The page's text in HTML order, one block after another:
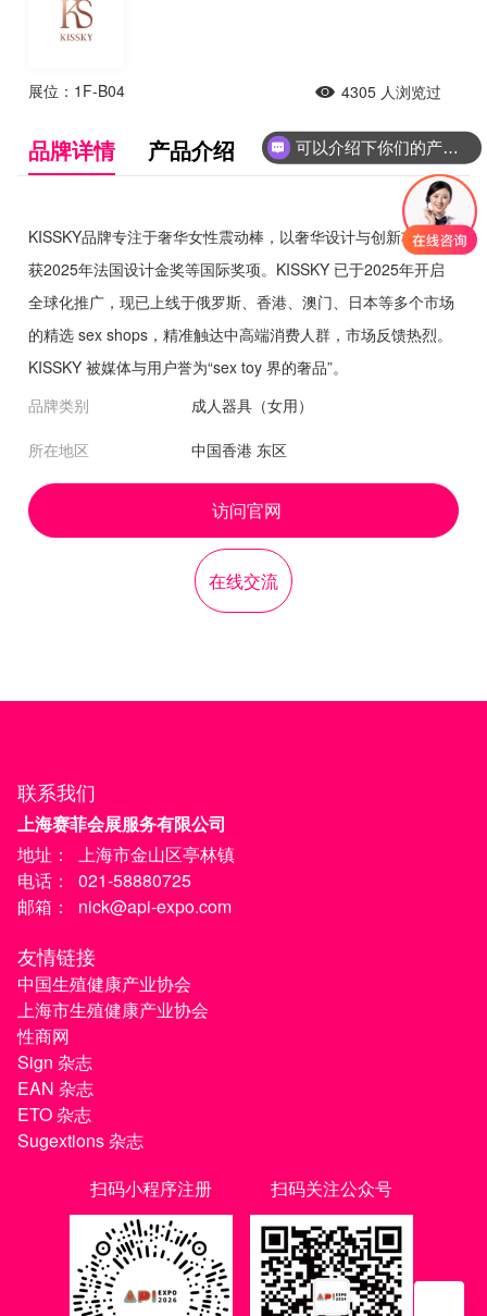
展位：1F-B04 4305 人浏览过
品牌详情 产品介绍
KISSKY品牌专注于奢华女性震动棒，以奢华设计与创新功能荣
获2025年法国设计金奖等国际奖项。KISSKY 已于2025年开启
全球化推广，现已上线于俄罗斯、香港、澳门、日本等多个市场
的精选 sex shops，精准触达中高端消费人群，市场反馈热烈。
KISSKY 被媒体与用户誉为“sex toy 界的奢品”。
品牌类别
成人器具（女用）
所在地区 中国香港 东区
访问官网
在线交流
联系我们
上海赛菲会展服务有限公司
地址：
上海市金山区亭林镇
电话：
021-58880725
邮箱：
nick@api-expo.com
友情链接
中国生殖健康产业协会
上海市生殖健康产业协会
性商网
Sign 杂志
EAN 杂志
ETO 杂志
Sugextions 杂志
扫码小程序注册
扫码关注公众号
可以介绍下你们的产品么